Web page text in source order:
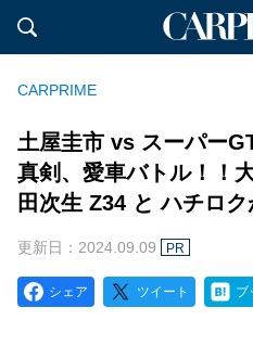
CARPRIME
土屋圭市 vs スーパー
真剣、愛車バトル！！
田次生 Z34 と ハチロク
更新日：2024.09.09 PR
シェア ツイート ブ